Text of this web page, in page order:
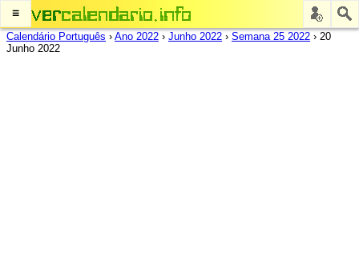
≡
Calendário Português › Ano 2022 › Junho 2022 › Semana 25 2022 › 20
Junho 2022